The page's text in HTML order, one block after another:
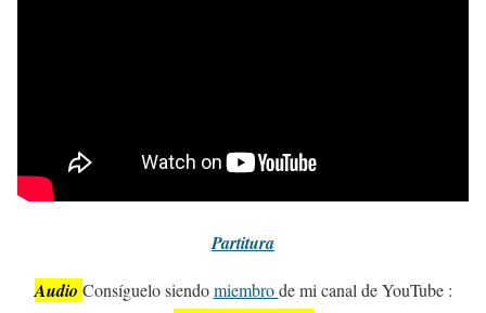
Partitura
Audio Consíguelo siendomiembrode mi canal de YouTube :